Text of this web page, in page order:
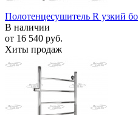
Полотенцесушитель R узкий
В наличии
от 16 540 руб.
Хиты продаж